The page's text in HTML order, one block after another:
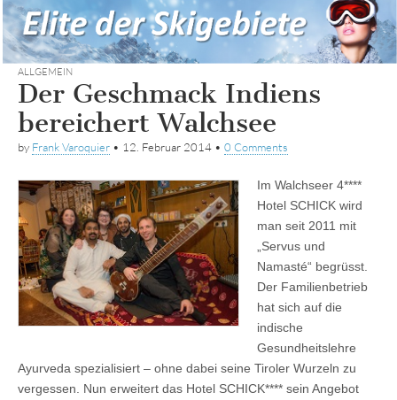
ALLGEMEIN
Der Geschmack Indiens
bereichert Walchsee
by Frank Varoquier • 12. Februar 2014 • 0 Comments
Im Walchseer 4****
Hotel SCHICK wird
man seit 2011 mit
„Servus und
Namasté“ begrüsst.
Der Familienbetrieb
hat sich auf die
indische
Gesundheitslehre
Ayurveda spezialisiert – ohne dabei seine Tiroler Wurzeln zu
vergessen. Nun erweitert das Hotel SCHICK**** sein Angebot